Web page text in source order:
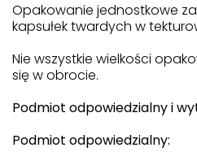
Opakowanie jednostkowe
kapsułek twardych w
Nie wszystkie wielkości
się w obrocie.
Podmiot odpowiedzialny i
Podmiot odpowiedzialny: